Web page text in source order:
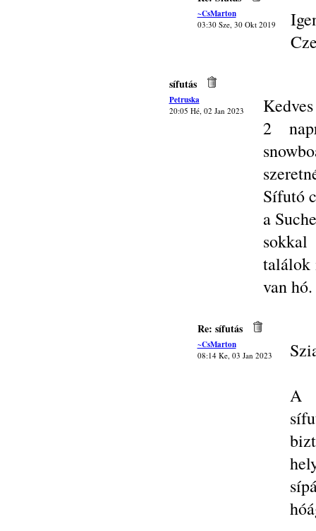
~CsMarton
03:30 Sze, 30 Okt 2019
sífutás
Petruska
20:05 Hé, 02 Jan 2023
2
Sífutó
a
találok
van
Re: sífutás
~CsMarton
08:14 Ke, 03 Jan 2023
A